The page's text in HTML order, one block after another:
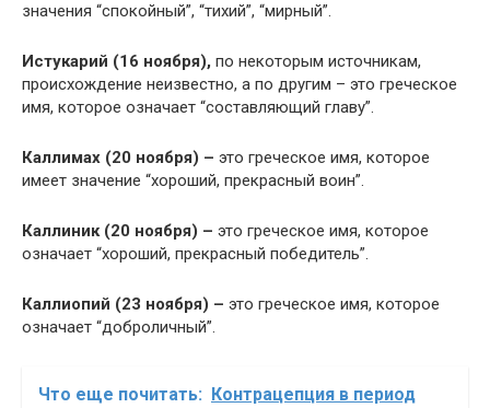
значения “спокойный”, “тихий”, “мирный”.
Истукарий (16 ноября), по некоторым источникам,
происхождение неизвестно, а по другим – это греческое
имя, которое означает “составляющий главу”.
Каллимах (20 ноября) – это греческое имя, которое
имеет значение “хороший, прекрасный воин”.
Каллиник (20 ноября) – это греческое имя, которое
означает “хороший, прекрасный победитель”.
Каллиопий (23 ноября) – это греческое имя, которое
означает “доброличный”.
Что еще почитать:
Контрацепция в период